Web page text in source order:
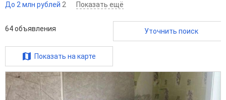
До 2 млн рублей 2 Показать ещё
64объявления Уточнить поиск
Показать на карте